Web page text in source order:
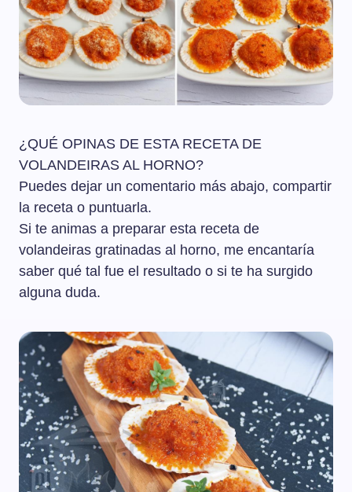
¿QUÉ OPINAS DE ESTA RECETA DE
VOLANDEIRAS AL HORNO?
Puedes dejar un comentario más abajo, compartir
la receta o puntuarla.
Si te animas a preparar esta receta de
volandeiras gratinadas al horno, me encantaría
saber qué tal fue el resultado o si te ha surgido
alguna duda.